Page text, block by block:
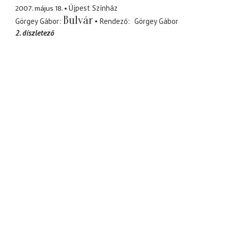
2007. május 18.
Újpest Színház
Görgey Gábor Bulvár Rendező
Görgey Gábor
2. díszletező